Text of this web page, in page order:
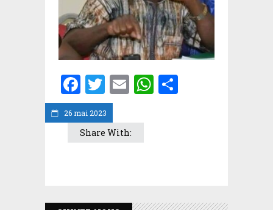
26 mai 2023
Facebook
Twitter
EmailWhatsApp
Share With: